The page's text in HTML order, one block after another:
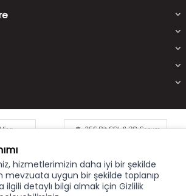
hizmetlerimizin daha iyi bir şekilde
mevzuata uygun bir şekilde toplanıp
ilgili detaylı bilgi almak için Gizlilik